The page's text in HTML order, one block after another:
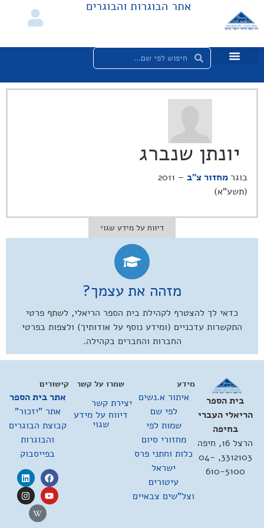
אתר הבוגרות והבוגרים
יונתן שנברג
בוגר מחזור צ"ב
– 2011
(תשע"א)
דיווח על מידע שגוי
מזהה את עצמך?
כדאי לך להצטרף לקהילת בית הספר הריאלי, לשתף פרטי
התקשרות עדכניים (ומידע נוסף על אודותיך) ולצפות בפרטי
החברות והחברים בקהילה.
בית הספר
הריאלי העברי
בחיפה
הרצל 16, חיפה
3312103, 04-
610-5100
מידע
איתור א.נשים
לפי שם
שמות לפי
מחזורי סיום
כלות וחתני פרס
ישראל
עיטורים
וצל"שים צבאיים
קישורים
אתר בית הספר
אתר "יזכור"
קבוצת הבוגרים
והבוגרות
בפייסבוק
שמרו על קשר
יצירת קשר
דיווח על מידע
שגוי